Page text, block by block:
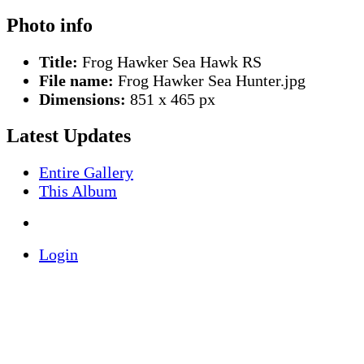
Photo info
Title: Frog Hawker Sea Hawk RS
File name: Frog Hawker Sea Hunter.jpg
Dimensions: 851 x 465 px
Latest Updates
Entire Gallery
This Album
Login